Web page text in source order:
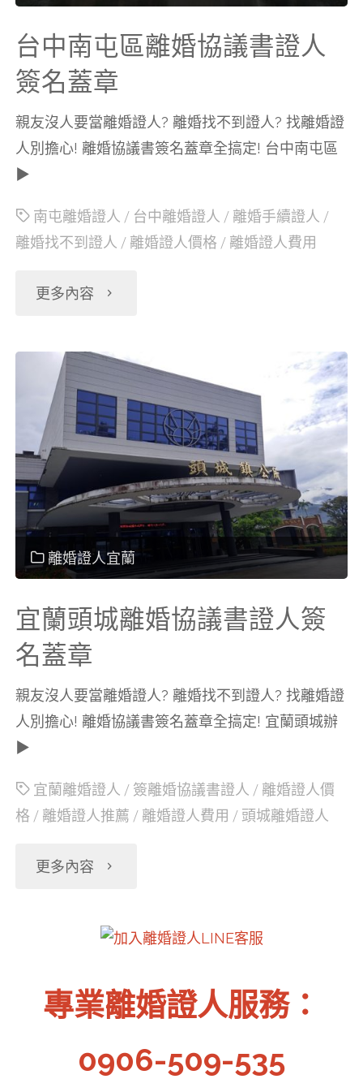
書
證
人
名
蓋
台中南屯區離婚協議書證人
簽名蓋章
親友沒人要當離婚證人? 離婚找不到證人? 找離婚證
人別擔心! 離婚協議書簽名蓋章全搞定! 台中南屯區
▶
南屯離婚證人 / 台中離婚證人 / 離婚手續證人 /
離婚找不到證人 / 離婚證人價格/ 離婚證人費用
更多內容 "台
南
屯
離
婚
書
證
簽
名
章"
離婚證人宜蘭
宜蘭頭城離婚協議書證人簽
名蓋章
親友沒人要當離婚證人? 離婚找不到證人? 找離婚證
人別擔心! 離婚協議書簽名蓋章全搞定! 宜蘭頭城辦
▶
宜蘭離婚證人 / 簽離婚協議書證人 / 離婚證人價
格/ 離婚證人推薦 / 離婚證人費用 / 頭城離婚證人
更多內容 "宜
城
專業離婚證人服務：
0906-509-535